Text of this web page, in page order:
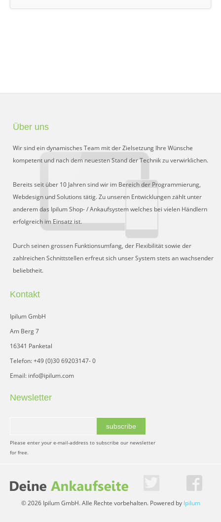
Über uns
Wir sind ein dynamisches Team mit der Zielsetzung Ihre Wünsche
kompetent und nach dem neuesten Stand der Technik zu verwirklichen.
Bereits seit über 10 Jahren sind wir im Bereich der Programmierung,
Webdesign und Solutions tätig. Zu unseren Entwicklungen zählt unter
anderem das Ipilum Shop- / Ankaufsystem welches bei vielen Händlern
erfolgreich im Einsatz ist.
Durch seinen grossen Funktionsumfang, der Flexibilität sowie der
zahlreichen Schnittstellen erfreut sich unser System stets an wachsender
beliebtheit.
Kontakt
Ipilum GmbH
Am Berg 7
16341 Panketal
Telefon: +49 (0)30 69203147- 0
Email: info@ipilum.com
Newsletter
subscribe
Please enter your e-mail-address to subscribe our newsletter
for free.
© 2026 Ipilum GmbH. Alle Rechte vorbehalten. Powered by Ipilum